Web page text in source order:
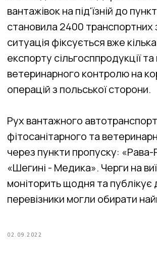
вантажівок на під'їзній до
становила 2400 транспортних
ситуація фіксується вже
експорту сільгосппродукції
ветеринарного контролю на
операцій з польської сторони.
Рух вантажного
фітосанітарного та
через пункти пропуску:
«Шегині - Медика». Черги на
моніторить щодня та публікує
перевізники могли обирати
02.09.2022